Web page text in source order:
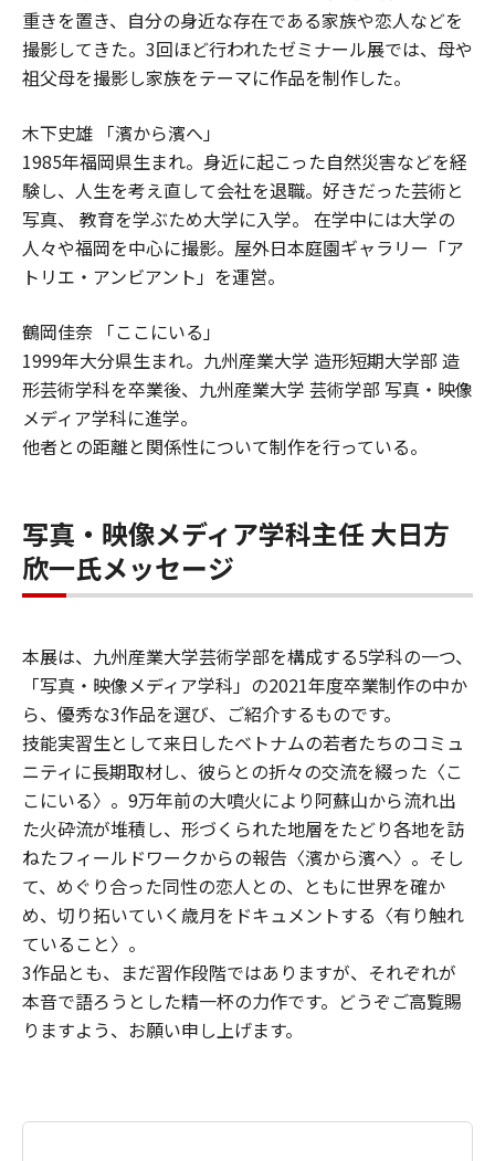
重きを置き、自分の身近な存在である家族や恋人などを
撮影してきた。3回ほど行われたゼミナール展では、母や
祖父母を撮影し家族をテーマに作品を制作した。
木下史雄 「濱から濱へ」
1985年福岡県生まれ。身近に起こった自然災害などを経
験し、人生を考え直して会社を退職。好きだった芸術と
写真、 教育を学ぶため大学に入学。 在学中には大学の
人々や福岡を中心に撮影。屋外日本庭園ギャラリー「ア
トリエ・アンビアント」を運営。
鶴岡佳奈 「ここにいる」
1999年大分県生まれ。九州産業大学 造形短期大学部 造
形芸術学科を卒業後、九州産業大学 芸術学部 写真・映像
メディア学科に進学。
他者との距離と関係性について制作を行っている。
写真・映像メディア学科主任 大日方
欣一氏メッセージ
本展は、九州産業大学芸術学部を構成する5学科の一つ、
「写真・映像メディア学科」の2021年度卒業制作の中か
ら、優秀な3作品を選び、ご紹介するものです。
技能実習生として来日したベトナムの若者たちのコミュ
ニティに長期取材し、彼らとの折々の交流を綴った〈こ
こにいる〉。9万年前の大噴火により阿蘇山から流れ出
た火砕流が堆積し、形づくられた地層をたどり各地を訪
ねたフィールドワークからの報告〈濱から濱へ〉。そし
て、めぐり合った同性の恋人との、ともに世界を確か
め、切り拓いていく歳月をドキュメントする〈有り触れ
ていること〉。
3作品とも、まだ習作段階ではありますが、それぞれが
本音で語ろうとした精一杯の力作です。どうぞご高覧賜
りますよう、お願い申し上げます。